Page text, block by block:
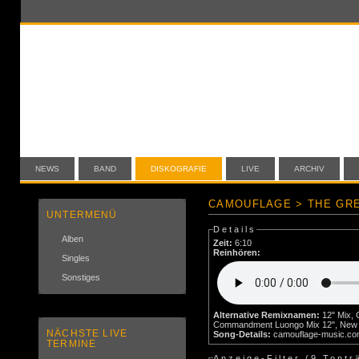
NEWS BAND DISKOGRAFIE LIVE ARCHIV
UNTERMENÜ
Alben
Singles
Sonstiges
NÄCHSTE LIVE
TERMINE
CAMOUFLAGE > THE
Details
Zeit: 6:10
Reinhören:
Alternative Remixnamen: 12" Mix,
Commandment Luongo Mix 12",
Song-Details: camouflage-